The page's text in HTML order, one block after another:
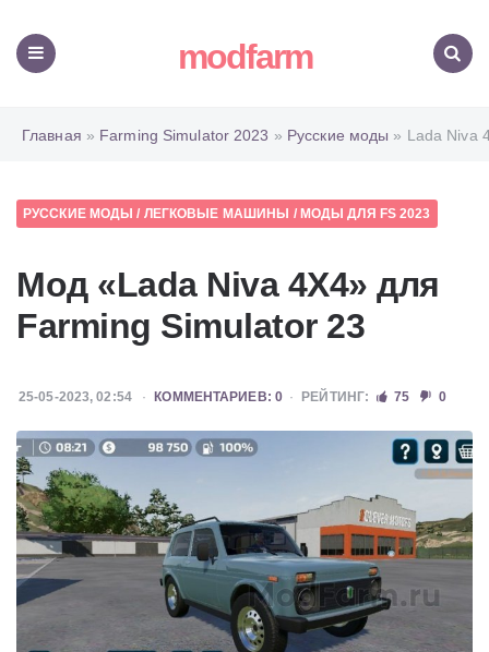
modfarm
Главная » Farming Simulator 2023 » Русские моды » Lada Niva
РУССКИЕ МОДЫ / ЛЕГКОВЫЕ МАШИНЫ / МОДЫ ДЛЯ FS 2023
Мод «Lada Niva 4X4» для
Farming Simulator 23
25-05-2023, 02:54 КОММЕНТАРИЕВ: 0 РЕЙТИНГ: 75 0